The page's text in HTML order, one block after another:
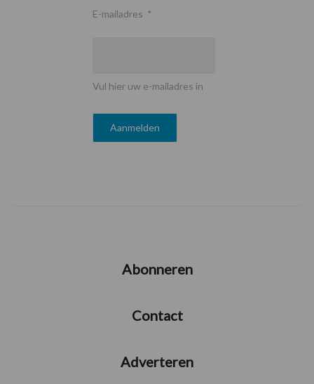
E-mailadres *
Vul hier uw e-mailadres in
Abonneren
Contact
Adverteren